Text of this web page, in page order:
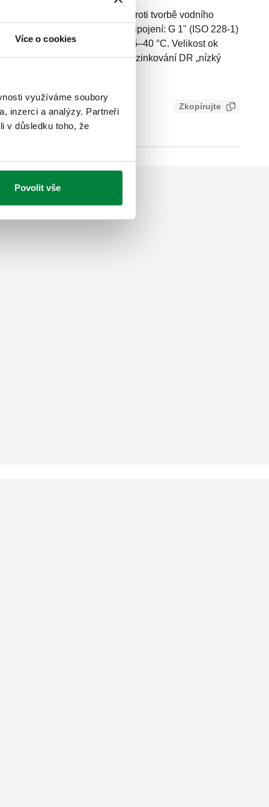
Více o cookies
využíváme soubory
inzerci a analýzy. Partneři
v důsledku toho, že
Povolit vše
Elektrolytické zařízení proti tvorbě vodního
Včetně demontážního klíče. Připojení: G 1" (ISO 228-1)
Rozsah teplot průt. média: 5–40 °C. Velikost ok
Materiál: mosaz odolná proti odzinkování DR „nízký
Zkopírujte